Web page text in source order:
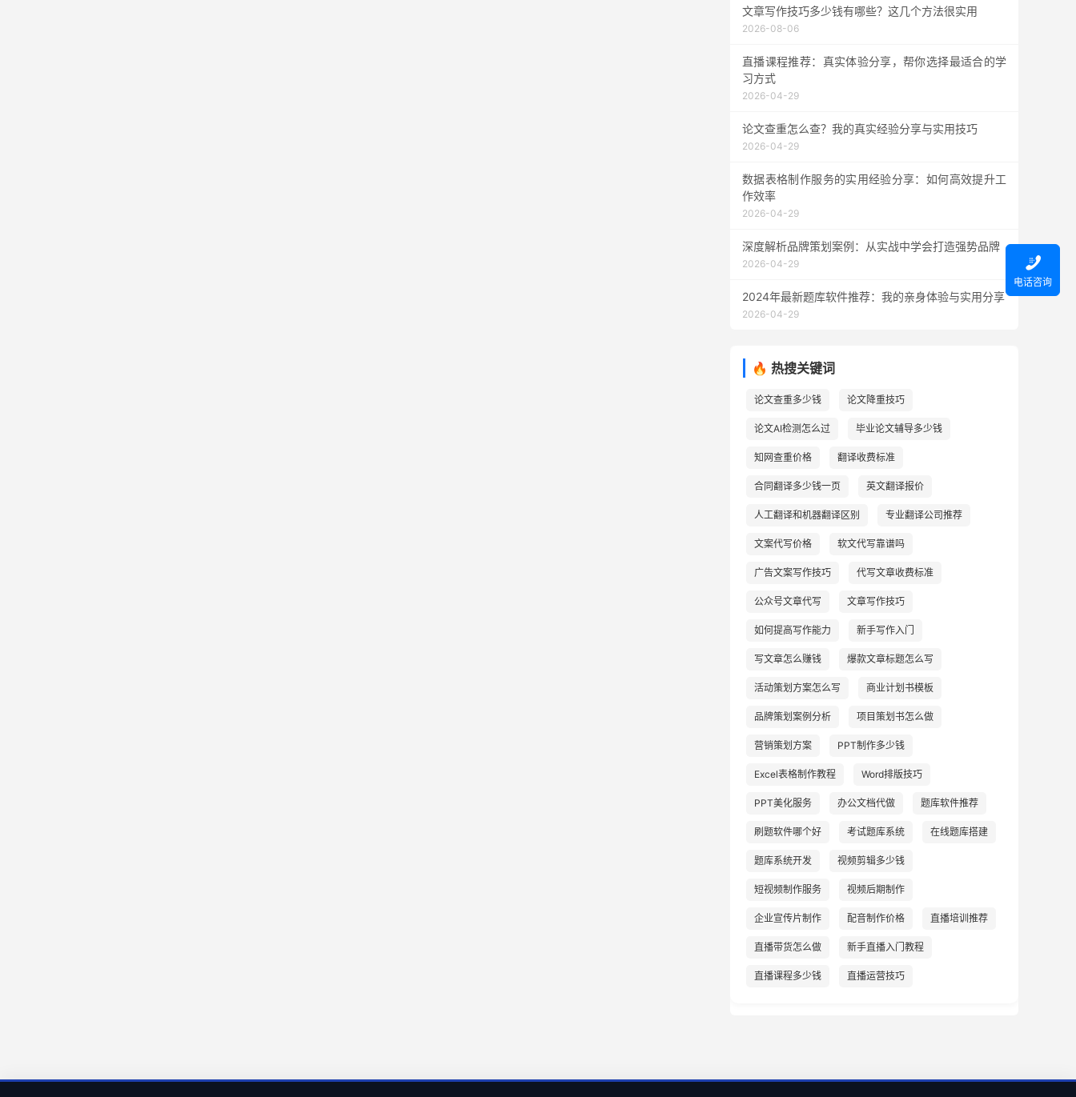
文章写作技巧多少钱有哪些？这几个方法很实用
2026-08-06
直播课程推荐：真实体验分享，帮你选择最适合的学
习方式
2026-04-29
论文查重怎么查？我的真实经验分享与实用技巧
2026-04-29
数据表格制作服务的实用经验分享：如何高效提升工
作效率
2026-04-29
深度解析品牌策划案例：从实战中学会打造强势品牌
2026-04-29
2024年最新题库软件推荐：我的亲身体验与实用分享
2026-04-29
🔥 热搜关键词
论文查重多少钱 论文降重技巧
论文AI检测怎么过 毕业论文辅导多少钱
知网查重价格 翻译收费标准
合同翻译多少钱一页 英文翻译报价
人工翻译和机器翻译区别 专业翻译公司推荐
文案代写价格 软文代写靠谱吗
广告文案写作技巧 代写文章收费标准
公众号文章代写 文章写作技巧
如何提高写作能力 新手写作入门
写文章怎么赚钱 爆款文章标题怎么写
活动策划方案怎么写 商业计划书模板
品牌策划案例分析 项目策划书怎么做
营销策划方案 PPT制作多少钱
Excel表格制作教程 Word排版技巧
PPT美化服务 办公文档代做 题库软件推荐
刷题软件哪个好 考试题库系统 在线题库搭建
题库系统开发 视频剪辑多少钱
短视频制作服务 视频后期制作
企业宣传片制作 配音制作价格 直播培训推荐
直播带货怎么做 新手直播入门教程
直播课程多少钱 直播运营技巧

电话咨询